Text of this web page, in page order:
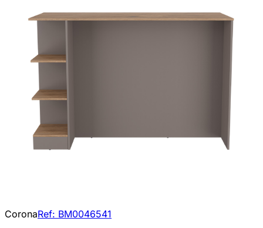
CoronaRef: BM0046541